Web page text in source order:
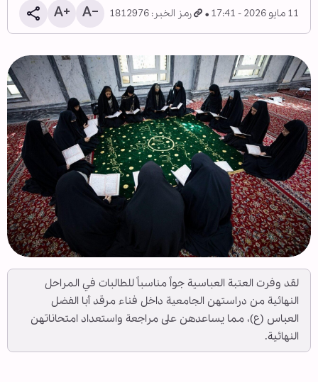
11 مايو 2026 - 17:41 رمز الخبر: 1812976
لقد وفرت العتبة العباسیة جواً مناسباً للطالبات في المراحل
النهائية من دراستهن الجامعية داخل فناء مرقد أبا الفضل
العباس (ع)، مما يساعدهن على مراجعة واستعداد امتحاناتهن
النهائية.